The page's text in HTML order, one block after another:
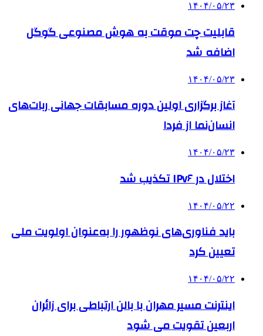
۱۴۰۴/۰۵/۲۳
قابلیت چت موقت به هوش مصنوعی گوگل
اضافه شد
۱۴۰۴/۰۵/۲۳
آغاز برگزاری اولین دوره مسابقات جهانی ربات‌های
انسان‌نما از فردا
۱۴۰۴/۰۵/۲۳
اختلال در IPv۶ تکذیب شد
۱۴۰۴/۰۵/۲۲
باید فناوری‌های نوظهور را به‌عنوان اولویت ملی
تعیین کرد
۱۴۰۴/۰۵/۲۲
اینترنت مسیر مهران با بالن ارتباطی برای زائران
اربعین تقویت می شود